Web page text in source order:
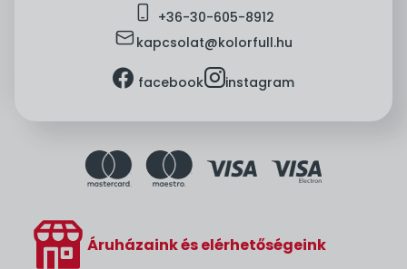
Áruházaink és elérhetőségeink
mobile +36-30-605-8912
mailkapcsolat@kolorfull.hu
facebook facebookinstagraminstagram